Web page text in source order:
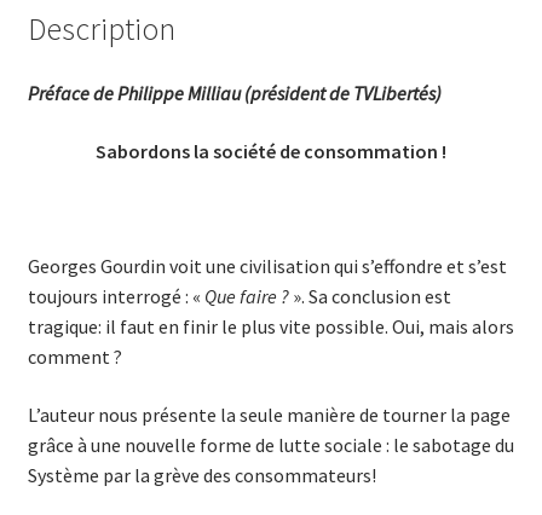
Description
Préface de Philippe Milliau (président de TVLibertés)
Sabordons la société de consommation !
Georges Gourdin voit une civilisation qui s’effondre et s’est
toujours interrogé : « Que faire ?». Sa conclusion est
tragique: il faut en finir le plus vite possible. Oui, mais alors
comment ?
L’auteur nous présente la seule manière de tourner la page
grâce à une nouvelle forme de lutte sociale : le sabotage du
Système par la grève des consommateurs!